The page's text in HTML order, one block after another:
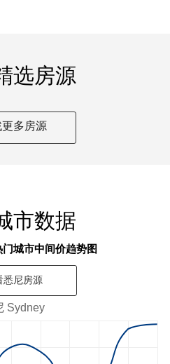
选房源
多房源
市数据
城市中间价趋势图
悉尼房源